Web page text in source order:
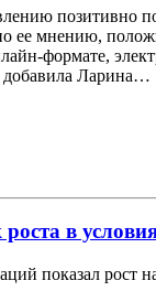
позитивно
ее мнению,
формате,
добавила Ларина…
в
показал рост